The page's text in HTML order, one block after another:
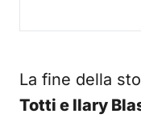
La fine della
Totti e Ilary